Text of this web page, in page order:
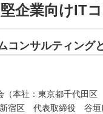
企業向けIT
コンサルティング
（本社：東京都千代田
宿区 代表取締役 谷垣